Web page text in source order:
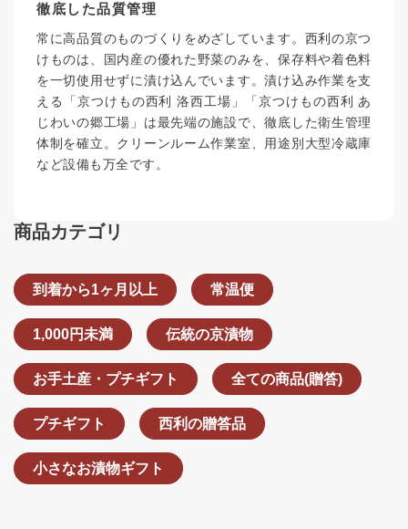
徹底した品質管理
常に高品質のものづくりをめざしています。西利の京つ
けものは、国内産の優れた野菜のみを、保存料や着色料
を一切使用せずに漬け込んでいます。漬け込み作業を支
える「京つけもの西利 洛西工場」「京つけもの西利 あ
じわいの郷工場」は最先端の施設で、徹底した衛生管理
体制を確立。クリーンルーム作業室、用途別大型冷蔵庫
など設備も万全です。
商品カテゴリ
到着から1ヶ月以上 常温便
1,000円未満 伝統の京漬物
お手土産・プチギフト 全ての商品(贈答)
プチギフト 西利の贈答品
小さなお漬物ギフト